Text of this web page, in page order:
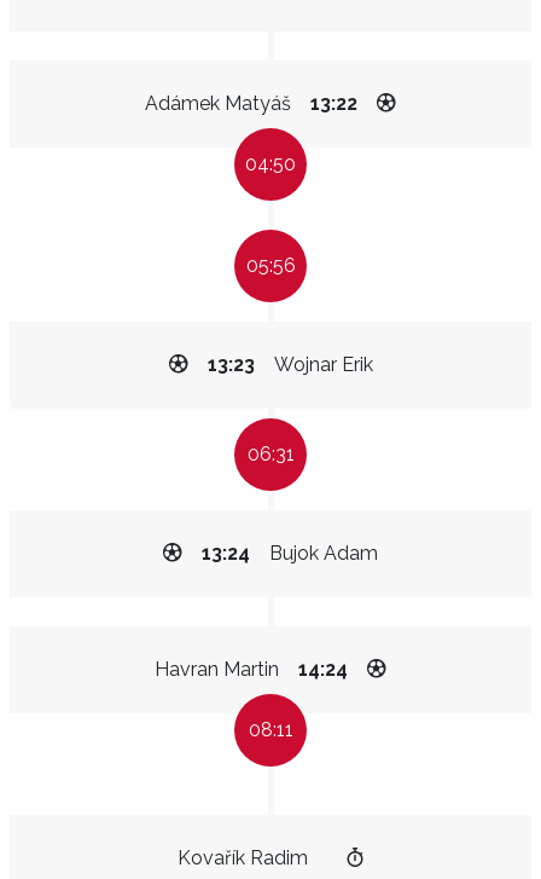
Adámek Matyáš 13:22
04:50
05:56
Wojnar Erik
13:23
06:31
Bujok Adam
13:24
Havran Martin 14:24
08:11
Kovařík Radim